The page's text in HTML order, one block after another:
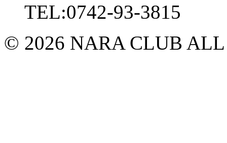
TEL:0742-93-3815
© 2026 NARA CLUB ALL